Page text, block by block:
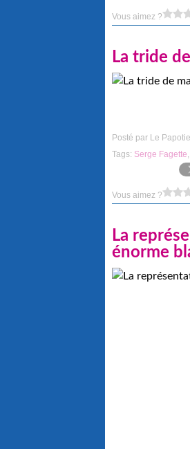
Vous aimez ?
La tride
Posté par Le
Tags: Serge Fagette,
Vous aimez ?
La
énorme